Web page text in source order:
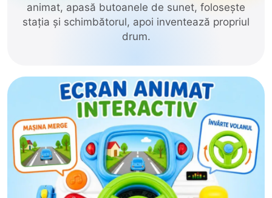
animat, apasă butoanele de sunet, folosește
stația și schimbătorul, apoi inventează propriul
drum.
Electrice
Educative
Păpuși
Circuit Masini
Leova
Nisporeni
Riscani
Singerei
Soldanesti